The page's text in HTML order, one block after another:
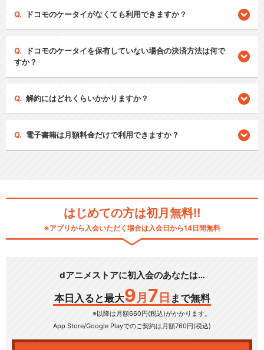
ドコモのケータイがなくても利用できますか？
ドコモのケータイを保有していない場合の決済方法は何で
すか？
解約にはどれくらいかかりますか？
電子書籍は月額料金だけで利用できますか？
はじめての方は初月無料!!
※アプリから入会いただく場合は入会日から14日間無料
dアニメストアに初入会のあなたは…
本日入ると最大9 月 7 日 まで無料
※以降は月額660円(税込)がかかります。
App Store/Google Playでのご契約は月額760円(税込)